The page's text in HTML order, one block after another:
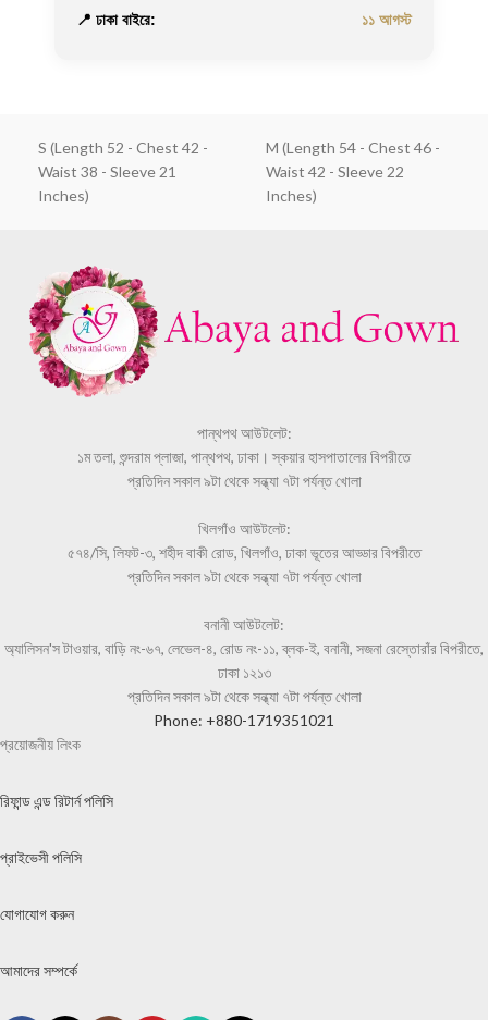
📍 ঢাকা বাইরে: ১১ আগস্ট
S (Length 52 - Chest 42 -
Waist 38 - Sleeve 21
Inches)
M (Length 54 - Chest 46 -
Waist 42 - Sleeve 22
Inches)
পান্থপথ আউটলেট:
১ম তলা, শুন্দরাম প্লাজা, পান্থপথ, ঢাকা। স্কয়ার হাসপাতালের বিপরীতে
প্রতিদিন সকাল ৯টা থেকে সন্ধ্যা ৭টা পর্যন্ত খোলা
খিলগাঁও আউটলেট:
৫৭৪/সি, লিফট-৩, শহীদ বাকী রোড, খিলগাঁও, ঢাকা ভূতের আড্ডার বিপরীতে
প্রতিদিন সকাল ৯টা থেকে সন্ধ্যা ৭টা পর্যন্ত খোলা
বনানী আউটলেট:
অ্যালিসন'স টাওয়ার, বাড়ি নং-৬৭, লেভেল-৪, রোড নং-১১, ব্লক-ই, বনানী, সজনা রেস্তোরাঁর বিপরীতে,
ঢাকা ১২১৩
প্রতিদিন সকাল ৯টা থেকে সন্ধ্যা ৭টা পর্যন্ত খোলা
Phone: +880-1719351021
প্রয়োজনীয় লিংক
রিফান্ড এন্ড রিটার্ন পলিসি
প্রাইভেসী পলিসি
যোগাযোগ করুন
আমাদের সম্পর্কে